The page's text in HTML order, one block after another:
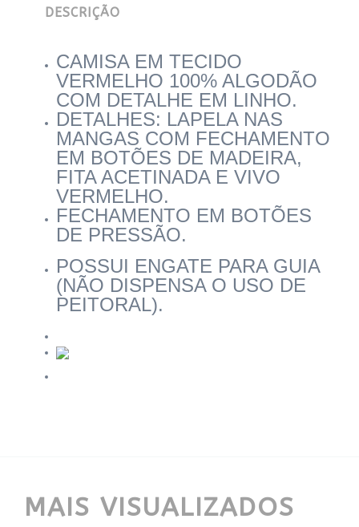
DESCRIÇÃO
CAMISA EM TECIDO
VERMELHO 100% ALGODÃO
COM DETALHE EM LINHO.
DETALHES: LAPELA NAS
MANGAS COM FECHAMENTO
EM BOTÕES DE MADEIRA,
FITA ACETINADA E VIVO
VERMELHO.
FECHAMENTO EM BOTÕES
DE PRESSÃO.
POSSUI ENGATE PARA GUIA
(NÃO DISPENSA O USO DE
PEITORAL).
MAIS VISUALIZADOS